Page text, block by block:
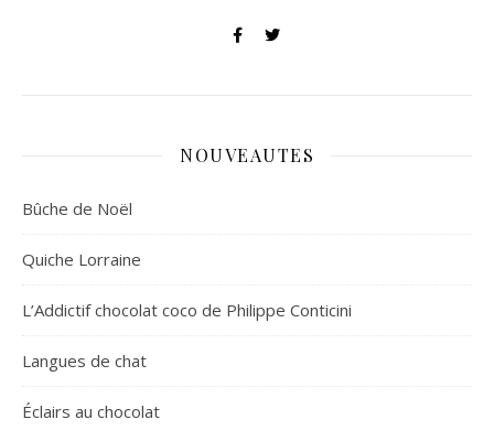
NOUVEAUTES
Bûche de Noël
Quiche Lorraine
L’Addictif chocolat coco de Philippe Conticini
Langues de chat
Éclairs au chocolat